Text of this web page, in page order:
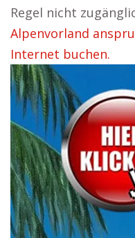
Regel nicht
Alpenvorland
Internet buchen.